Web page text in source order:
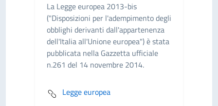
La Legge europea 2013-bis
("Disposizioni per l'adempimento degli
obblighi derivanti dall'appartenenza
dell'Italia all'Unione europea") è stata
pubblicata nella Gazzetta ufficiale
n.261 del 14 novembre 2014.
Legge europea